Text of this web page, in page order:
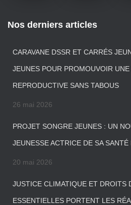
Nos derniers articles
CARAVANE DSSR ET CARRÉS
JEUNES POUR PROMOUVOIR
REPRODUCTIVE SANS TABOUS
26 mai 2026
PROJET SONGRE JEUNES : UN
JEUNESSE ACTRICE DE SA SANTÉ
20 mai 2026
JUSTICE CLIMATIQUE ET DROITS
ESSENTIELLES PORTENT LES